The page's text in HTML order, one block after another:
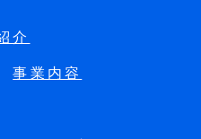
介
事業内容